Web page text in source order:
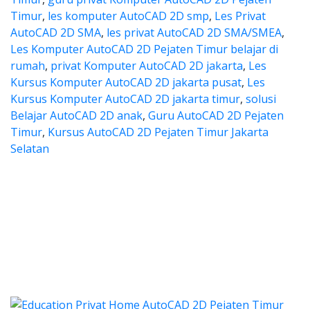
Timur, les komputer AutoCAD 2D smp, Les Privat
AutoCAD 2D SMA, les privat AutoCAD 2D SMA/SMEA,
Les Komputer AutoCAD 2D Pejaten Timur belajar di
rumah, privat Komputer AutoCAD 2D jakarta, Les
Kursus Komputer AutoCAD 2D jakarta pusat, Les
Kursus Komputer AutoCAD 2D jakarta timur, solusi
Belajar AutoCAD 2D anak, Guru AutoCAD 2D Pejaten
Timur, Kursus AutoCAD 2D Pejaten Timur Jakarta
Selatan